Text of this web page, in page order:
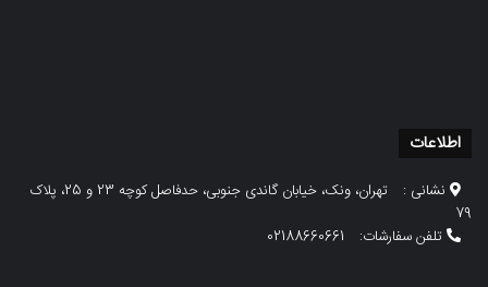
اطلاعات
نشانی :
تهران، ونک، خیابان گاندی جنوبی، حدفاصل کوچه 23 و 25، پلاک
79
تلفن سفارشات:
02188660661